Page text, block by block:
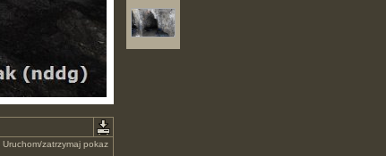
Uruchom/zatrzymaj pokaz